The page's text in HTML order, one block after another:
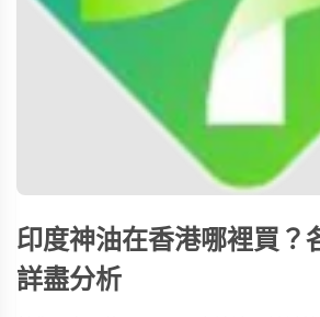
印度神油在香港哪裡買？
詳盡分析